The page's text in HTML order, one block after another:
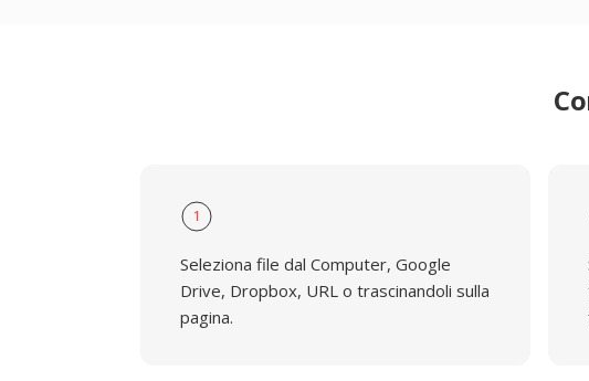
1
Seleziona file dal Computer, Google
Drive, Dropbox, URL o trascinandoli sulla
pagina.